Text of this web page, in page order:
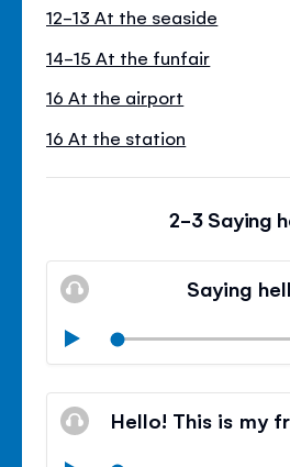
12-13 At the seaside
14-15 At the funfair
16 At the airport
16 At the station
2-3 Saying
Saying
Play
Mode
silencieux
Hello! This is my